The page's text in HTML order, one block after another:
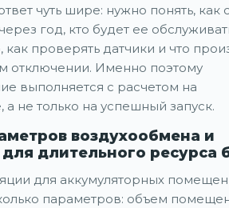
чуть шире: нужно понять, как
год, кто будет ее
как проверять датчики и что
отключении. Именно поэтому
выполняется с расчетом на
а не только на успешный запуск.
воздухообмена и
длительного ресурса
для аккумуляторных
параметров: объем